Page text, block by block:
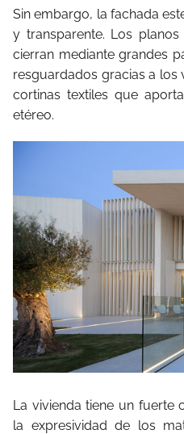
Sin embargo, la fachada
y transparente. Los
cierran mediante grandes
resguardados gracias a los
cortinas textiles que
etéreo.
La vivienda tiene un fuerte
la expresividad de los